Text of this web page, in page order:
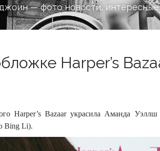
— фото новости,
Harper’s
Harper’s Bazaar украсила Аманда Уэллш
Bing Li).